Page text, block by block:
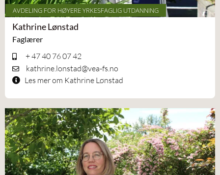
AVDELING FOR HØYERE YRKESFAGLIG UTDANNING
Kathrine Lønstad
Faglærer
+ 47 40 76 07 42
kathrine.lonstad@vea-fs.no
Les mer om Kathrine Lønstad